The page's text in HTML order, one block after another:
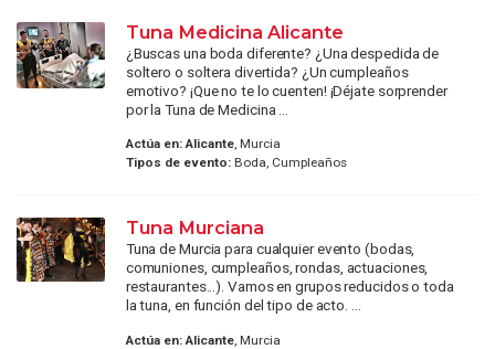
Tuna Medicina Alicante
¿Buscas una boda diferente? ¿Una despedida de
soltero o soltera divertida? ¿Un cumpleaños
emotivo? ¡Que no te lo cuenten! ¡Déjate sorprender
por la Tuna de Medicina ...
Actúa en: Alicante, Murcia
Tipos de evento:Boda, Cumpleaños
Tuna Murciana
Tuna de Murcia para cualquier evento (bodas,
comuniones, cumpleaños, rondas, actuaciones,
restaurantes...). Vamos en grupos reducidos o toda
la tuna, en función del tipo de acto. ...
Actúa en: Alicante, Murcia